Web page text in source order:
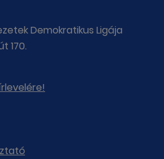
Demokratikus Ligája
170.